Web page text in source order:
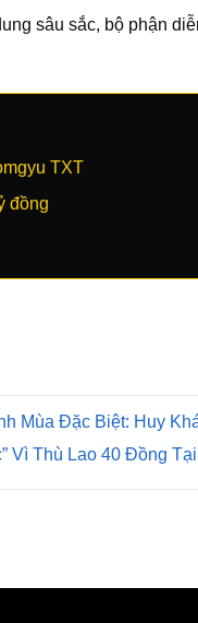
sâu sắc, bộ phận
TXT
đồng
Mùa Đặc Biệt: Huy
Vì Thù Lao 40 Đồng